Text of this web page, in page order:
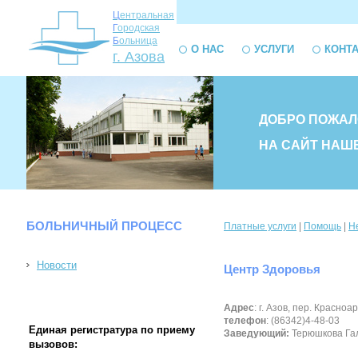
Центральная
Городская
Больница
г. Азова О НАС УСЛУГИ
ДОБРО
НА САЙТ
БОЛЬНИЧНЫЙ ПРОЦЕСС
Новости
Единая регистратура по приему
вызовов:
Платные услуги Помощь
Центр Здоровья
Адрес: г. Азов, пер.
телефон: (86342)4-48-03
Заведующий: Терюшкова